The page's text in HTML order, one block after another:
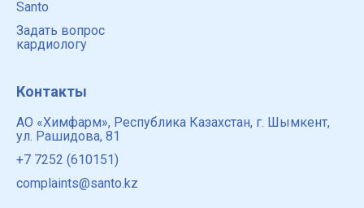
Santo
Задать вопрос
кардиологу
Контакты
АО «Химфарм», Республика Казахстан, г. Шымкент,
ул. Рашидова, 81
+7 7252 (610151)
complaints@santo.kz